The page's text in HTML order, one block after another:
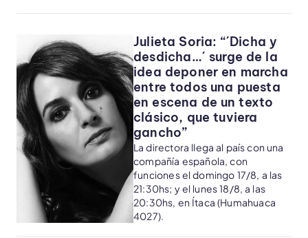
Julieta Soria: “´Dicha y
desdicha…´ surge de la
idea deponer en marcha
entre todos una puesta
en escena de un texto
clásico, que tuviera
gancho”
La directora llega al país con una
compañía española, con
funciones el domingo 17/8, a las
21:30hs; y el lunes 18/8, a las
20:30hs, en Ítaca (Humahuaca
4027).